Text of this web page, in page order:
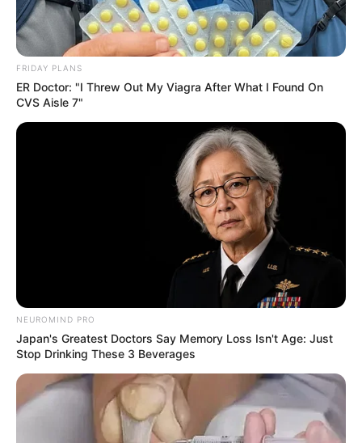
Lustre de feltro fácil para
incrível
FBO Negócios de Treinamento e Marketing Digital
Artesanatos
Encadernação Artesanal
FRIDAY PLANS
ER Doctor: "I Threw Out My Viagra After What I Found On
CVS Aisle 7"
NEUROMIND PRO
Japan's Greatest Doctors Say Memory Loss Isn't Age: Just
Stop Drinking These 3 Beverages